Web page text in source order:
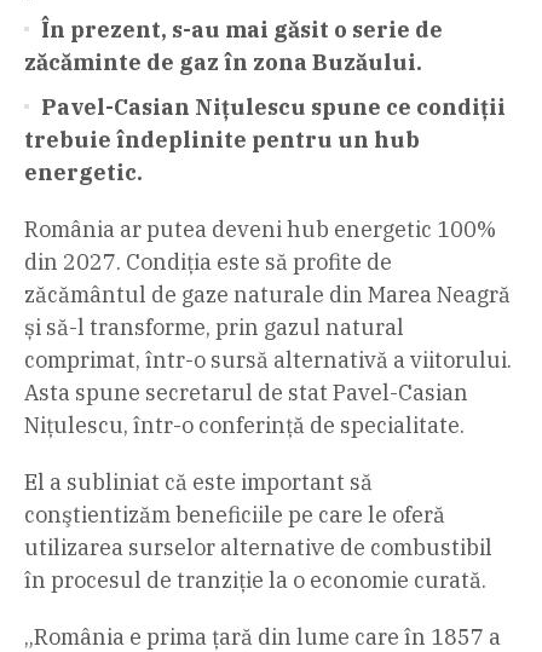
În prezent, s-au mai găsit o serie de
zăcăminte de gaz în zona Buzăului.
Pavel-Casian Nițulescu spune ce condiții
trebuie îndeplinite pentru un hub
energetic.
România ar putea deveni hub energetic 100%
din 2027. Condiția este să profite de
zăcământul de gaze naturale din Marea Neagră
și să-l transforme, prin gazul natural
comprimat, într-o sursă alternativă a viitorului.
Asta spune secretarul de stat Pavel-Casian
Nițulescu, într-o conferinţă de specialitate.
El a subliniat că este important să
conştientizăm beneficiile pe care le oferă
utilizarea surselor alternative de combustibil
în procesul de tranziţie la o economie curată.
„România e prima țară din lume care în 1857 a